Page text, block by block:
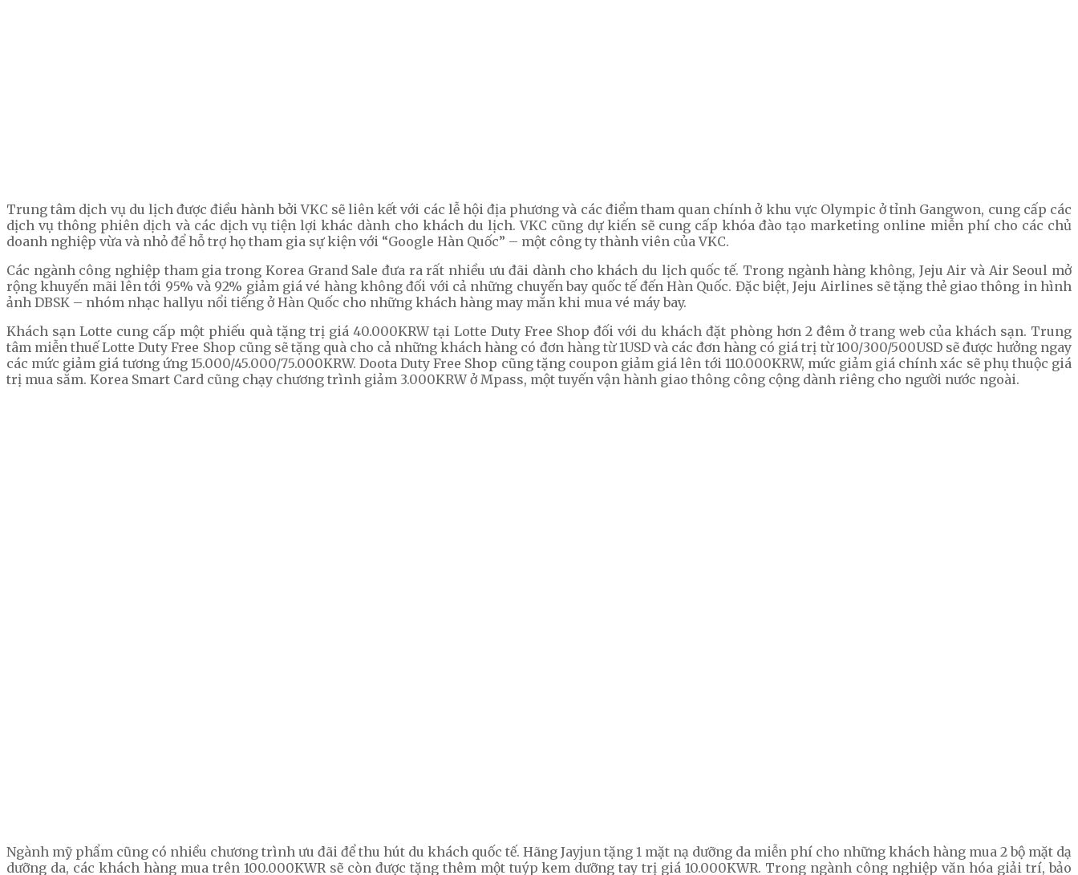
Trung tâm dịch vụ du lịch được điều hành bởi VKC sẽ liên kết với các lễ hội địa phương và các điểm tham quan chính ở khu vực Olympic ở tỉnh Gangwon, cung cấp các
dịch vụ thông phiên dịch và các dịch vụ tiện lợi khác dành cho khách du lịch. VKC cũng dự kiến sẽ cung cấp khóa đào tạo marketing online miễn phí cho các chủ
doanh nghiệp vừa và nhỏ để hỗ trợ họ tham gia sự kiện với “Google Hàn Quốc” – một công ty thành viên của VKC.
Các ngành công nghiệp tham gia trong Korea Grand Sale đưa ra rất nhiều ưu đãi dành cho khách du lịch quốc tế. Trong ngành hàng không, Jeju Air và Air Seoul mở
rộng khuyến mãi lên tới 95% và 92% giảm giá vé hàng không đối với cả những chuyến bay quốc tế đến Hàn Quốc. Đặc biệt, Jeju Airlines sẽ tặng thẻ giao thông in hình
ảnh DBSK – nhóm nhạc hallyu nổi tiếng ở Hàn Quốc cho những khách hàng may mắn khi mua vé máy bay.
Khách sạn Lotte cung cấp một phiếu quà tặng trị giá 40.000KRW tại Lotte Duty Free Shop đối với du khách đặt phòng hơn 2 đêm ở trang web của khách sạn. Trung
tâm miễn thuế Lotte Duty Free Shop cũng sẽ tặng quà cho cả những khách hàng có đơn hàng từ 1USD và các đơn hàng có giá trị từ 100/300/500USD sẽ được hưởng ngay
các mức giảm giá tương ứng 15.000/45.000/75.000KRW. Doota Duty Free Shop cũng tặng coupon giảm giá lên tới 110.000KRW, mức giảm giá chính xác sẽ phụ thuộc giá
trị mua sắm. Korea Smart Card cũng chạy chương trình giảm 3.000KRW ở Mpass, một tuyến vận hành giao thông công cộng dành riêng cho người nước ngoài.
Ngành mỹ phẩm cũng có nhiều chương trình ưu đãi để thu hút du khách quốc tế. Hãng Jayjun tặng 1 mặt nạ dưỡng da miễn phí cho những khách hàng mua 2 bộ mặt dạ
dưỡng da, các khách hàng mua trên 100.000KWR sẽ còn được tặng thêm một tuýp kem dưỡng tay trị giá 10.000KWR. Trong ngành công nghiệp văn hóa giải trí, bảo